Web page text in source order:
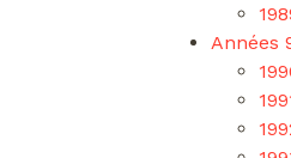
Années